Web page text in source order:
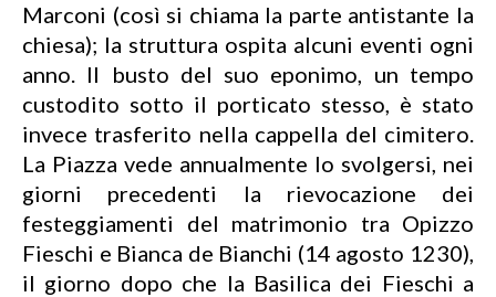
Marconi (così si chiama la parte antistante la
chiesa); la struttura ospita alcuni eventi ogni
anno. Il busto del suo eponimo, un tempo
custodito sotto il porticato stesso, è stato
invece trasferito nella cappella del cimitero.
La Piazza vede annualmente lo svolgersi, nei
giorni precedenti la rievocazione dei
festeggiamenti del matrimonio tra Opizzo
Fieschi e Bianca de Bianchi (14 agosto 1230),
il giorno dopo che la Basilica dei Fieschi a